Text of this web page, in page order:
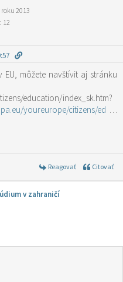
roku 2013
12
môžete navštívit aj stránku
education/index_sk.htm?
youreurope/citizens/ed
Reagovať Citovať
v zahraničí